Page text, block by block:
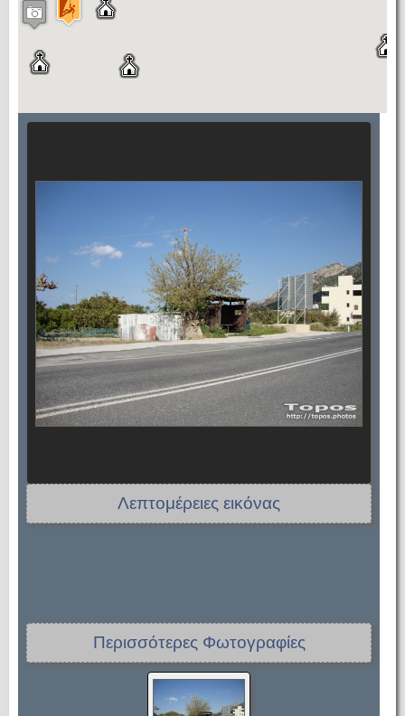
Λεπτομέρειες εικόνας
Περισσότερες Φωτογραφίες